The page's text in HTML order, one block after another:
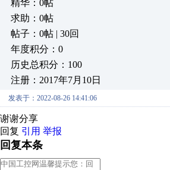
精华：0帖
求助：0帖
帖子：0帖 | 30回
年度积分：0
历史总积分：100
注册：2017年7月10日
发表于：2022-08-26 14:41:06
谢谢分享
回复 引用 举报
回复本条